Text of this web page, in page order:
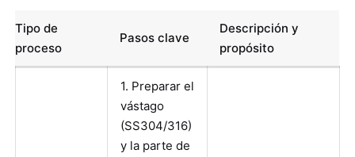
Tipo de
proceso
Pasos clave
Descripción y
propósito
1. Preparar el
vástago
(SS304/316)
y la parte de